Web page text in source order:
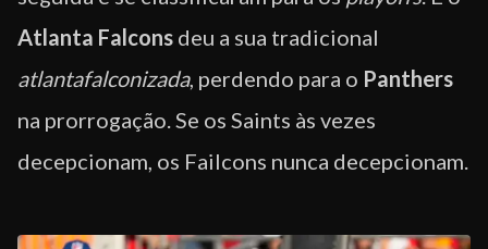
Atlanta Falcons deu a sua tradicional
atlantafalconizada, perdendo para o Panthers
na prorrogação. Se os Saints às vezes
decepcionam, os Failcons nunca decepcionam.